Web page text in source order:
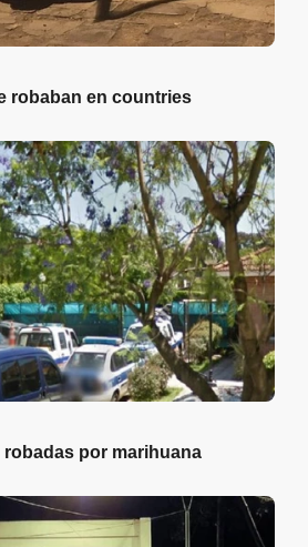
robaban en countries
robadas por marihuana